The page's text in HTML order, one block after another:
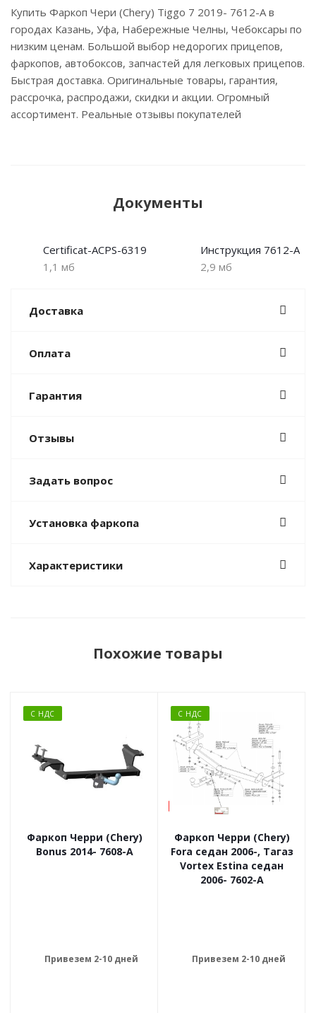
Купить Фаркоп Чери (Chery) Tiggo 7 2019- 7612-A в
городах Казань, Уфа, Набережные Челны, Чебоксары по
низким ценам. Большой выбор недорогих прицепов,
фаркопов, автобоксов, запчастей для легковых прицепов.
Быстрая доставка. Оригинальные товары, гарантия,
рассрочка, распродажи, скидки и акции. Огромный
ассортимент. Реальные отзывы покупателей
Документы
Certificat-ACPS-6319
1,1 мб
Инструкция 7612-A
2,9 мб
Доставка
Оплата
Гарантия
Отзывы
Задать вопрос
Установка фаркопа
Характеристики
Похожие товары
С НДС
Фаркоп Черри (Chery)
Bonus 2014- 7608-A
Привезем 2-10 дней
С НДС
Фаркоп Черри (Chery)
Fora седан 2006-, Тагаз
Vortex Estina седан
2006- 7602-A
Привезем 2-10 дней